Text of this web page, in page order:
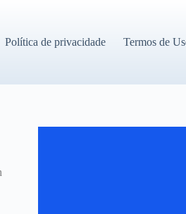
Política de privacidade Termos de